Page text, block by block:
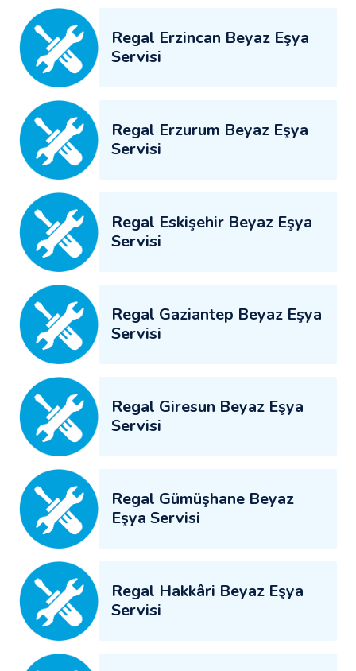
Regal Erzincan Beyaz Eşya
Servisi
Regal Erzurum Beyaz Eşya
Servisi
Regal Eskişehir Beyaz Eşya
Servisi
Regal Gaziantep Beyaz Eşya
Servisi
Regal Giresun Beyaz Eşya
Servisi
Regal Gümüşhane Beyaz
Eşya Servisi
Regal Hakkâri Beyaz Eşya
Servisi